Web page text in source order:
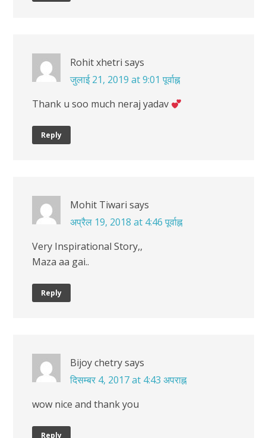
Rohit xhetri says
जुलाई 21, 2019 at 9:01 पूर्वाह्न
Thank u soo much neraj yadav
Reply
Mohit Tiwari says
अप्रैल 19, 2018 at 4:46 पूर्वाह्न
Very Inspirational Story,,
Maza aa gai..
Reply
Bijoy chetrysays
दिसम्बर 4, 2017 at 4:43 अपराह्न
wow nice and thank you
Reply